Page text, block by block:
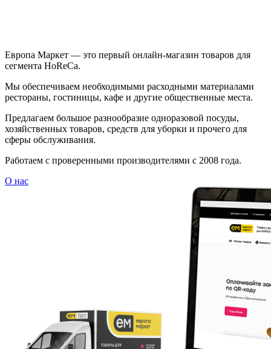
Европа Маркет — это первый онлайн-магазин товаров для
сегмента HoReCa.
Мы обеспечиваем необходимыми расходными материалами
рестораны, гостиницы, кафе и другие общественные места.
Предлагаем большое разнообразие одноразовой посуды,
хозяйственных товаров, средств для уборки и прочего для
сферы обслуживания.
Работаем с проверенными производителями с 2008 года.
О нас